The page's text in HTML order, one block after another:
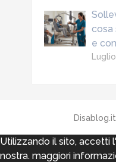
cosa
e
Disablog.it
Utilizzando il sito, accetti
nostra. maggiori